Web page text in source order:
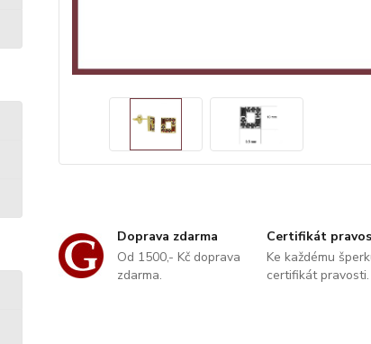
Doprava zdarma
Od 1500,- Kč doprava
zdarma.
Certifikát
Ke každému
certifikát pravosti.